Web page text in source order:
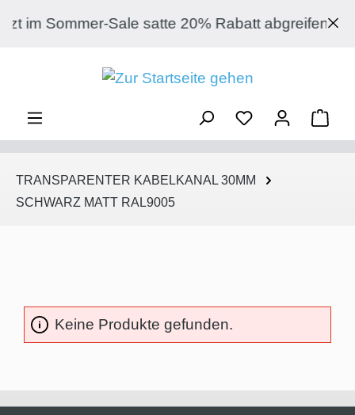
Zum Hauptinhalt springen
im Sommer-Sale satte 20% Rabatt abgreifen
TRANSPARENTER KABELKANAL 30MM
SCHWARZ MATT RAL9005
Keine Produkte gefunden.